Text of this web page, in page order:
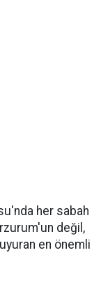
her sabah
değil,
en önemli